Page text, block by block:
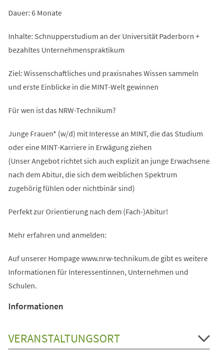
Dauer: 6 Monate
Inhalte: Schnupperstudium an der Universität Paderborn +
bezahltes Unternehmenspraktikum
Ziel: Wissenschaftliches und praxisnahes Wissen sammeln
und erste Einblicke in die MINT-Welt gewinnen
Für wen ist das NRW-Technikum?
Junge Frauen* (w/d) mit Interesse an MINT, die das Studium
oder eine MINT-Karriere in Erwägung ziehen
(Unser Angebot richtet sich auch explizit an junge Erwachsene
nach dem Abitur, die sich dem weiblichen Spektrum
zugehörig fühlen oder nichtbinär sind)
Perfekt zur Orientierung nach dem (Fach-)Abitur!
Mehr erfahren und anmelden:
Auf unserer Hompage www.nrw-technikum.de gibt es weitere
Informationen für Interessentinnen, Unternehmen und
Schulen.
Informationen
VERANSTALTUNGSORT